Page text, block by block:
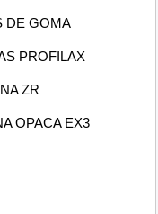
DE GOMA
PROFILAX
ZR
OPACA EX3